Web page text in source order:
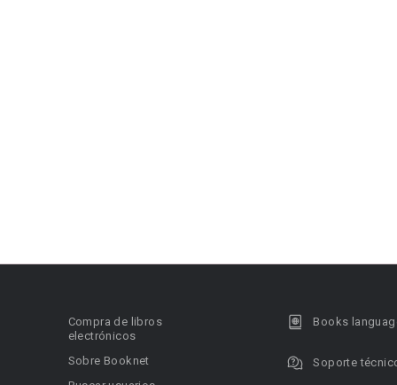
Compra de libros
electrónicos
Sobre Booknet
Books
Soporte